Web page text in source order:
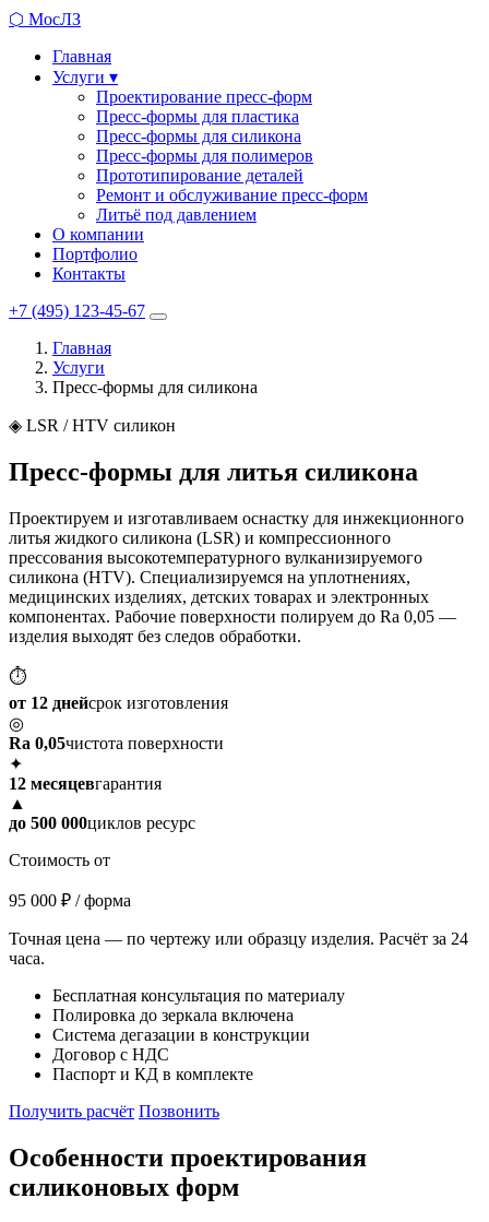
⬡ МосЛЗ
Главная
Услуги ▾
Проектирование пресс-форм
Пресс-формы для пластика
Пресс-формы для силикона
Пресс-формы для полимеров
Прототипирование деталей
Ремонт и обслуживание пресс-форм
Литьё под давлением
О компании
Портфолио
Контакты
+7 (495) 123-45-67
Главная
Услуги
Пресс-формы для силикона
◈ LSR / HTV силикон
Пресс-формы для литья силикона
Проектируем и изготавливаем оснастку для инжекционного
литья жидкого силикона (LSR) и компрессионного
прессования высокотемпературного вулканизируемого
силикона (HTV). Специализируемся на уплотнениях,
медицинских изделиях, детских товарах и электронных
компонентах. Рабочие поверхности полируем до Ra 0,05 —
изделия выходят без следов обработки.
⏱
от 12 днейсрок изготовления
◎
Ra 0,05чистота поверхности
✦
12 месяцевгарантия
▲
до 500 000циклов ресурс
Стоимость от
95 000 ₽ / форма
Точная цена — по чертежу или образцу изделия. Расчёт за 24
часа.
Бесплатная консультация по материалу
Полировка до зеркала включена
Система дегазации в конструкции
Договор с НДС
Паспорт и КД в комплекте
Получить расчёт Позвонить
Особенности проектирования
силиконовых форм